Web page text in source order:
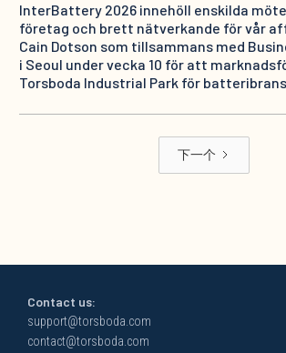
InterBattery 2026 innehöll enskilda
företag och brett nätverkande för vår
Cain Dotson som tillsammans med
i Seoul under vecka 10 för att
Torsboda Industrial Park för
下一个
Contact us:
support@torsboda.com
contact@torsboda.com